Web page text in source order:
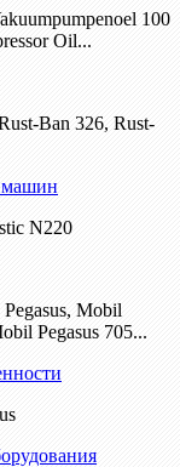
100
Oil...
Ban 326, Rust-
машин
N220
Mobil
Pegasus 705...